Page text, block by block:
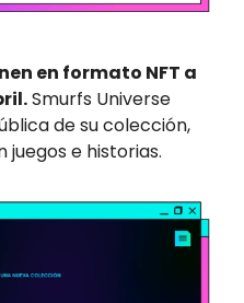
en formato NFT a
Smurfs Universe
de su colección,
e historias.